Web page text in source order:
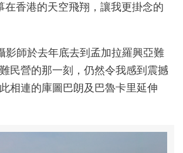
香港的天空飛翔，讓我更掛念的
影師於去年底去到孟加拉羅興亞難
民營的那一刻，仍然令我感到震撼
相連的庫圖巴朗及巴魯卡里延伸